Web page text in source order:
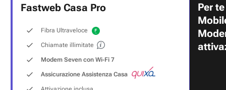
Fastweb Casa Pro
Fibra Ultraveloce
Chiamate illimitate
Modem Seven con Wi‑Fi 7
Assicurazione Assistenza Casa
Per